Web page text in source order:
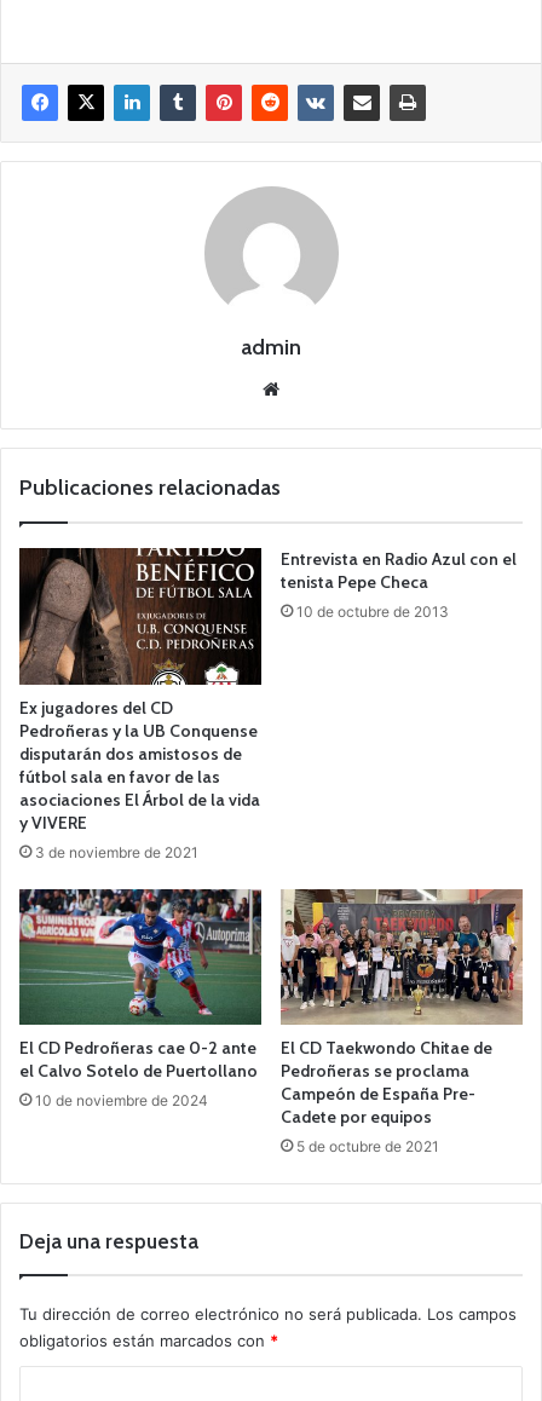
admin
we
Publicaciones relacionadas
Ex jugadores del CD
Pedroñeras y la UB Conquense
disputarán dos amistosos de
fútbol sala en favor de las
asociaciones El Árbol de la vida
y VIVERE
3 de noviembre de 2021
Entrevista en Radio Azul con el
tenista Pepe Checa
10 de octubre de 2013
El CD Pedroñeras cae 0-2 ante
el Calvo Sotelo de Puertollano
10 de noviembre de 2024
El CD Taekwondo Chitae de
Pedroñeras se proclama
Campeón de España Pre-
Cadete por equipos
5 de octubre de 2021
Deja una respuesta
Tu dirección de correo electrónico no será publicada. Los campos
obligatorios están marcados con *